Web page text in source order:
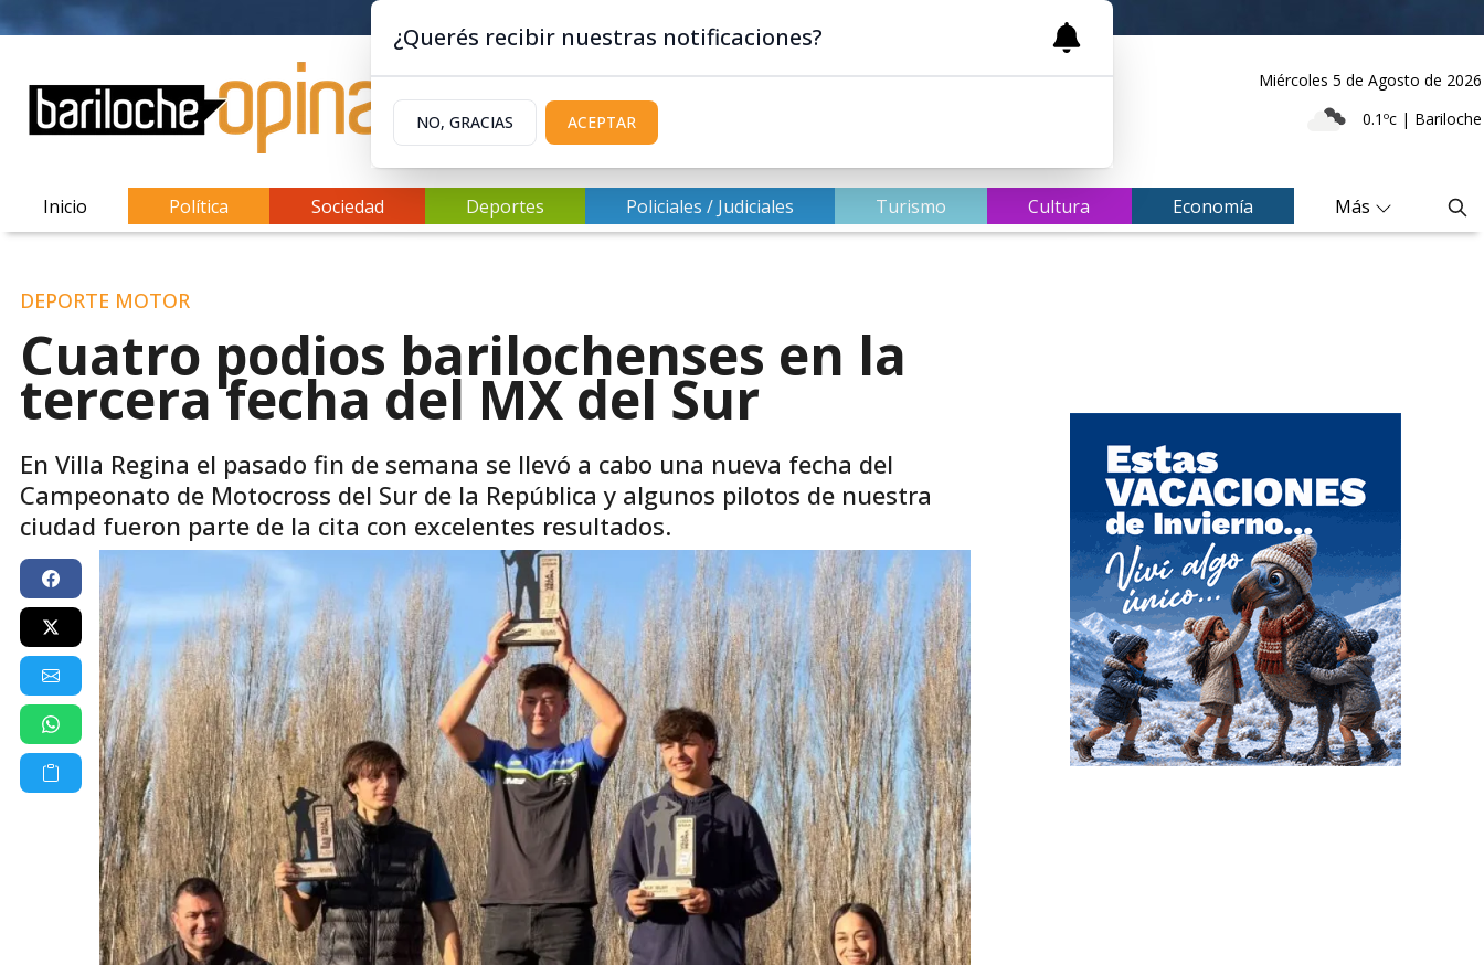
Miércoles 5 de Agosto de 2026
0.1ºc | Bariloche
Inicio Política Sociedad Deportes Policiales / Judiciales Turismo Cultura Economía Más
DEPORTE MOTOR
Cuatro podios barilochenses en la
tercera fecha del MX del Sur
En Villa Regina el pasado fin de semana se llevó a cabo una nueva fecha del
Campeonato de Motocross del Sur de la República y algunos pilotos de nuestra
ciudad fueron parte de la cita con excelentes resultados.
¿Querés recibir nuestras notificaciones?
NO, GRACIAS ACEPTAR